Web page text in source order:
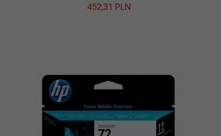
452,31 PLN